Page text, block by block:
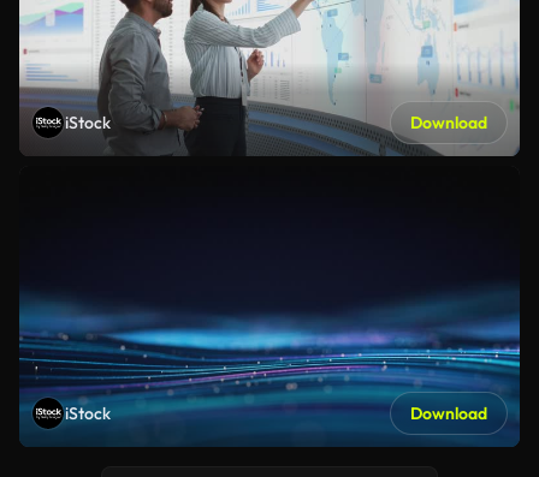
iStock Download
iStock Download